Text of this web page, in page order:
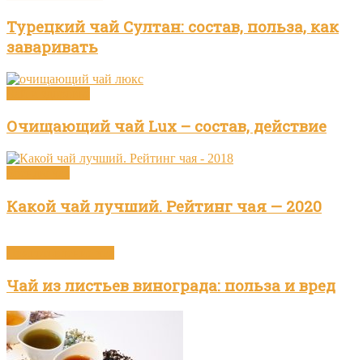
Турецкий чай Султан: состав, польза, как
заваривать
Очищающий чай Lux – состав, действие
Какой чай лучший. Рейтинг чая — 2020
Чай из листьев винограда: польза и вред